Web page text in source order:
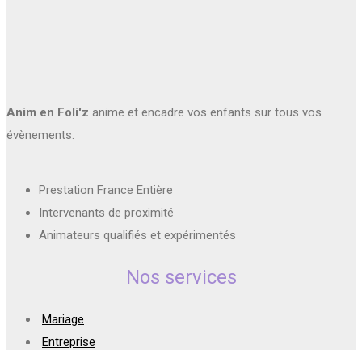
Anim en Foli'z anime et encadre vos enfants sur tous vos
évènements.
Prestation France Entière
Intervenants de proximité
Animateurs qualifiés et expérimentés
Nos services
Mariage
Entreprise